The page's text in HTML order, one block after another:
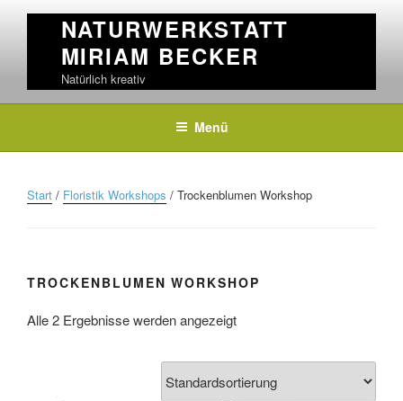
NATURWERKSTATT
MIRIAM BECKER
Natürlich kreativ
Menü
Start / Floristik Workshops / Trockenblumen Workshop
TROCKENBLUMEN WORKSHOP
Alle 2 Ergebnisse werden angezeigt